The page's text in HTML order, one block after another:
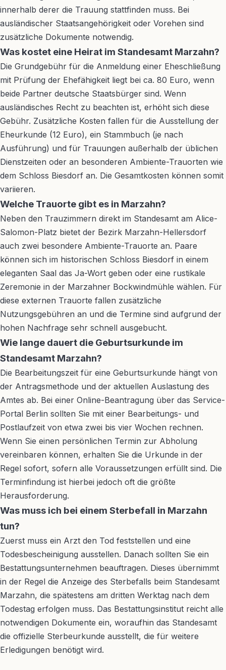
innerhalb derer die Trauung stattfinden muss. Bei
ausländischer Staatsangehörigkeit oder Vorehen sind
zusätzliche Dokumente notwendig.
Was kostet eine Heirat im Standesamt Marzahn?
Die Grundgebühr für die Anmeldung einer Eheschließung
mit Prüfung der Ehefähigkeit liegt bei ca. 80 Euro, wenn
beide Partner deutsche Staatsbürger sind. Wenn
ausländisches Recht zu beachten ist, erhöht sich diese
Gebühr. Zusätzliche Kosten fallen für die Ausstellung der
Eheurkunde (12 Euro), ein Stammbuch (je nach
Ausführung) und für Trauungen außerhalb der üblichen
Dienstzeiten oder an besonderen Ambiente-Trauorten wie
dem Schloss Biesdorf an. Die Gesamtkosten können somit
variieren.
Welche Trauorte gibt es in Marzahn?
Neben den Trauzimmern direkt im Standesamt am Alice-
Salomon-Platz bietet der Bezirk Marzahn-Hellersdorf
auch zwei besondere Ambiente-Trauorte an. Paare
können sich im historischen Schloss Biesdorf in einem
eleganten Saal das Ja-Wort geben oder eine rustikale
Zeremonie in der Marzahner Bockwindmühle wählen. Für
diese externen Trauorte fallen zusätzliche
Nutzungsgebühren an und die Termine sind aufgrund der
hohen Nachfrage sehr schnell ausgebucht.
Wie lange dauert die Geburtsurkunde im
Standesamt Marzahn?
Die Bearbeitungszeit für eine Geburtsurkunde hängt von
der Antragsmethode und der aktuellen Auslastung des
Amtes ab. Bei einer Online-Beantragung über das Service-
Portal Berlin sollten Sie mit einer Bearbeitungs- und
Postlaufzeit von etwa zwei bis vier Wochen rechnen.
Wenn Sie einen persönlichen Termin zur Abholung
vereinbaren können, erhalten Sie die Urkunde in der
Regel sofort, sofern alle Voraussetzungen erfüllt sind. Die
Terminfindung ist hierbei jedoch oft die größte
Herausforderung.
Was muss ich bei einem Sterbefall in Marzahn
tun?
Zuerst muss ein Arzt den Tod feststellen und eine
Todesbescheinigung ausstellen. Danach sollten Sie ein
Bestattungsunternehmen beauftragen. Dieses übernimmt
in der Regel die Anzeige des Sterbefalls beim Standesamt
Marzahn, die spätestens am dritten Werktag nach dem
Todestag erfolgen muss. Das Bestattungsinstitut reicht alle
notwendigen Dokumente ein, woraufhin das Standesamt
die offizielle Sterbeurkunde ausstellt, die für weitere
Erledigungen benötigt wird.